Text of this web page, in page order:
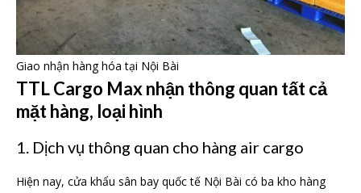
Giao nhận hàng hóa tại Nội Bài
TTL Cargo Max nhận thông quan tất cả
mặt hàng, loại hình
1. Dịch vụ thông quan cho hàng air cargo
Hiện nay, cửa khẩu sân bay quốc tế Nội Bài có ba kho hàng